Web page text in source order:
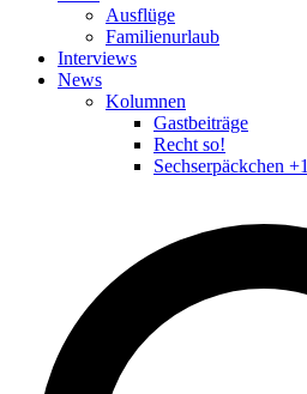
Ausflüge
Familienurlaub
Interviews
News
Kolumnen
Gastbeiträge
Recht so!
Sechserpäckchen +1